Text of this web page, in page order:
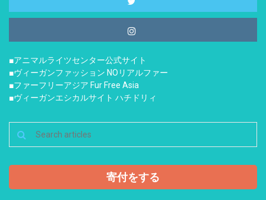
■アニマルライツセンター公式サイト
■ヴィーガンファッション NOリアルファー
■ファーフリーアジア Fur Free Asia
■ヴィーガンエシカルサイト ハチドリィ
寄付をする